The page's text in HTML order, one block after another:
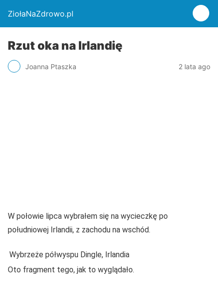
ZiołaNaZdrowo.pl
Rzut oka na Irlandię
Joanna Ptaszka 2 lata ago
W połowie lipca wybrałem się na wycieczkę po
południowej Irlandii, z zachodu na wschód.
Wybrzeże półwyspu Dingle, Irlandia
Oto fragment tego, jak to wyglądało.